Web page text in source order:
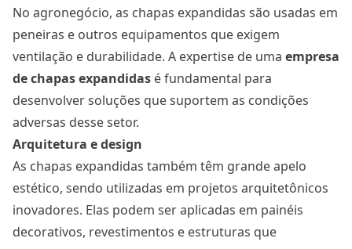
No agronegócio, as chapas expandidas são usadas em
peneiras e outros equipamentos que exigem
ventilação e durabilidade. A expertise de uma empresa
de chapas expandidas é fundamental para
desenvolver soluções que suportem as condições
adversas desse setor.
Arquitetura e design
As chapas expandidas também têm grande apelo
estético, sendo utilizadas em projetos arquitetônicos
inovadores. Elas podem ser aplicadas em painéis
decorativos, revestimentos e estruturas que